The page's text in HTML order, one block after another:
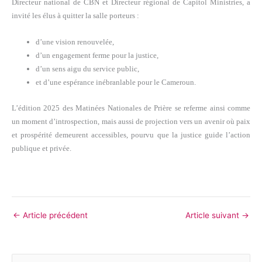
Directeur national de CBN et Directeur régional de Capitol Ministries, a
invité les élus à quitter la salle porteurs :
d’une vision renouvelée,
d’un engagement ferme pour la justice,
d’un sens aigu du service public,
et d’une espérance inébranlable pour le Cameroun.
L’édition 2025 des Matinées Nationales de Prière se referme ainsi comme
un moment d’introspection, mais aussi de projection vers un avenir où paix
et prospérité demeurent accessibles, pourvu que la justice guide l’action
publique et privée.
← Article précédent Article suivant →